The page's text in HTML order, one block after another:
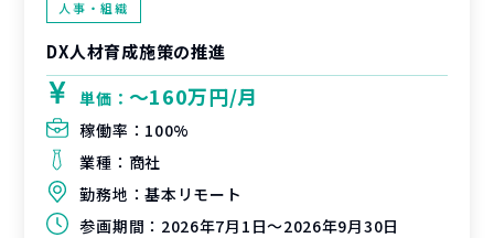
人事・組織
DX人材育成施策の推進
単価： 〜160万円/月
稼働率： 100%
業種： 商社
勤務地：基本リモート
参画期間： 2026年7月1日～2026年9月30日